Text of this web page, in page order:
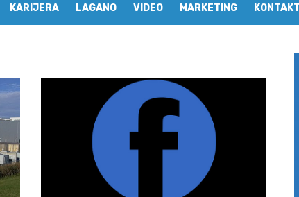
KARIJERA LAGANO VIDEO MARKETING KONTAKT